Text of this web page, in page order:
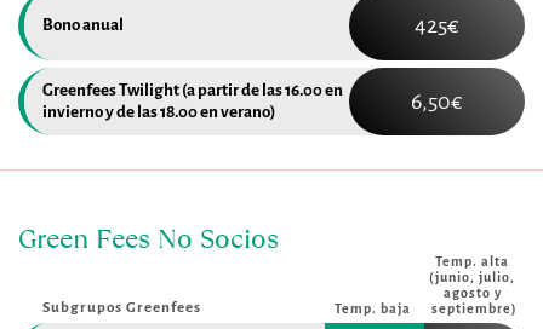
Bono anual 425€
Greenfees Twilight (a partir de las 16.00 en
invierno y de las 18.00 en verano)
6,50€
Green Fees No Socios
Subgrupos Greenfees Temp. baja
Temp. alta
(junio, julio,
agosto y
septiembre)